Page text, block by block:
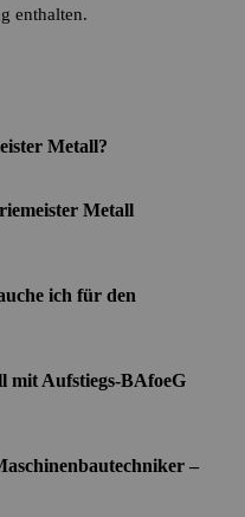
enthalten.
Metall?
Metall
ich für den
mit Aufstiegs-BAfoeG
–